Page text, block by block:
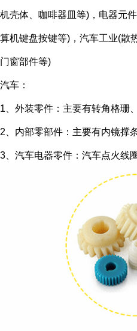
机壳体、咖啡器皿等)，电器元
算机键盘按键等)，汽车工业(散
门窗部件等)
汽车：
1、外装零件：主要有转角格珊
2、内部零部件：主要有内镜撑
3、汽车电器零件：汽车点火线